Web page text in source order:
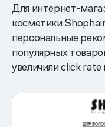
Для интернет-
косметики
персональные
популярных
увеличили click rate